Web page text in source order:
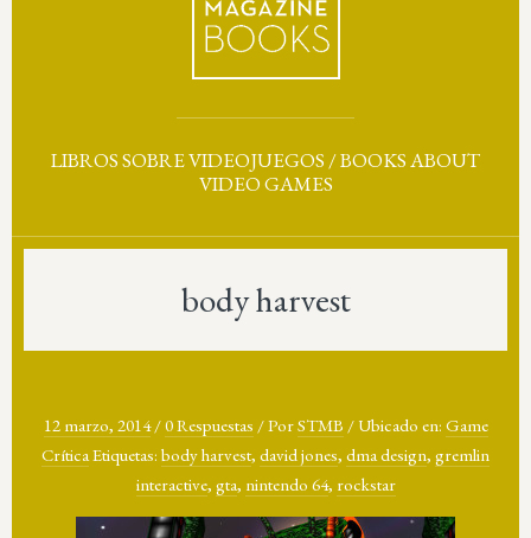
LIBROS SOBRE VIDEOJUEGOS / BOOKS ABOUT
VIDEO GAMES
body harvest
12 marzo, 2014 /0 Respuestas /PorSTMB /Ubicado en: Game
CríticaEtiquetas: body harvest, david jones, dma design, gremlin
interactive, gta, nintendo 64, rockstar